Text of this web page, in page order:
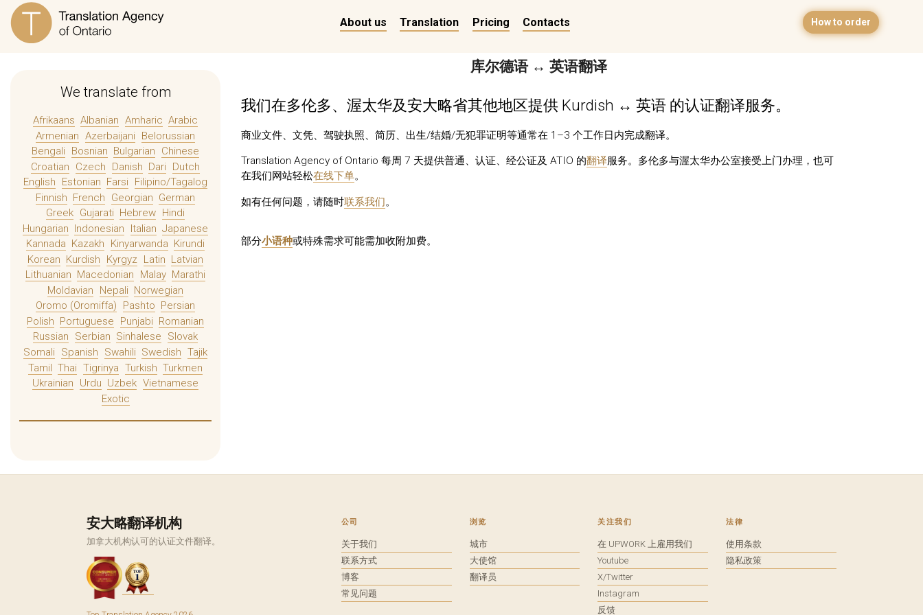
How to order
About us Translation Pricing Contacts
We translate from
Afrikaans Albanian Amharic Arabic
Armenian Azerbaijani
Belorussian
Bengali
Bosnian Bulgarian
Chinese
Croatian
Czech Danish Dari
Dutch
English
Estonian Farsi
Filipino/Tagalog
Finnish French Georgian German
Greek Gujarati Hebrew Hindi
Hungarian Indonesian Italian Japanese
Kannada Kazakh Kinyarwanda Kirundi
Korean Kurdish Kyrgyz Latin Latvian
Lithuanian
Macedonian Malay Marathi
Moldavian
Nepali Norwegian
Oromo (Oromiffa)
Pashto
Persian
Polish Portuguese Punjabi Romanian
Russian
Serbian Sinhalese
Slovak
Somali
Spanish Swahili Swedish Tajik
Tamil Thai Tigrinya Turkish Turkmen
Ukrainian
Urdu Uzbek Vietnamese
Exotic
库尔德语 ↔ 英语翻译
我们在多伦多、渥太华及安大略省其他地区提供 Kurdish ↔ 英语 的认证翻译服务。
商业文件、文凭、驾驶执照、简历、出生/结婚/无犯罪证明等通常在 1–3 个工作日内完成翻译。
Translation Agency of Ontario 每周 7 天提供普通、认证、经公证及 ATIO 的翻译服务。多伦多与渥太华办公室接受上门办理，也可
在我们网站轻松在线下单。
如有任何问题，请随时联系我们。
部分小语种或特殊需求可能需加收附加费。
安大略翻译机构
加拿大机构认可的认证文件翻译。
公司
关于我们
联系方式
博客
常见问题
浏览
城市
大使馆
翻译员
关注我们
在 UPWORK 上雇用我们
Youtube
X/Twitter
Instagram
反馈
法律
使用条款
隐私政策